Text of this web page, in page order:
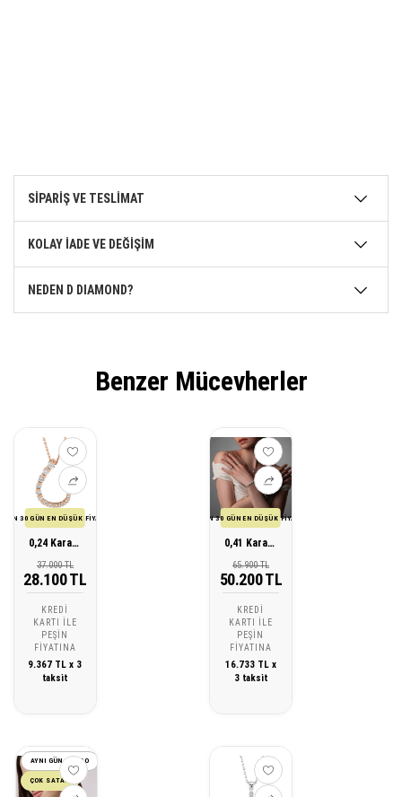
SİPARİŞ VE TESLİMAT
KOLAY İADE VE DEĞİŞİM
NEDEN D DIAMOND?
Benzer Mücevherler
SON 30 GÜN EN DÜŞÜK FİYATI
0,24 Karat Pırlanta Tasarım Kolye
37.000 TL
28.100 TL
KREDI
KARTI ILE
PEŞIN
FIYATINA
9.367 TL x 3
taksit
SON 30 GÜN EN DÜŞÜK FİYATI
0,41 Karat Pırlanta Tasarım Kolye
65.900 TL
50.200 TL
KREDI
KARTI ILE
PEŞIN
FIYATINA
16.733 TL x
3 taksit
AYNI GÜN KARGO
ÇOK SATAN